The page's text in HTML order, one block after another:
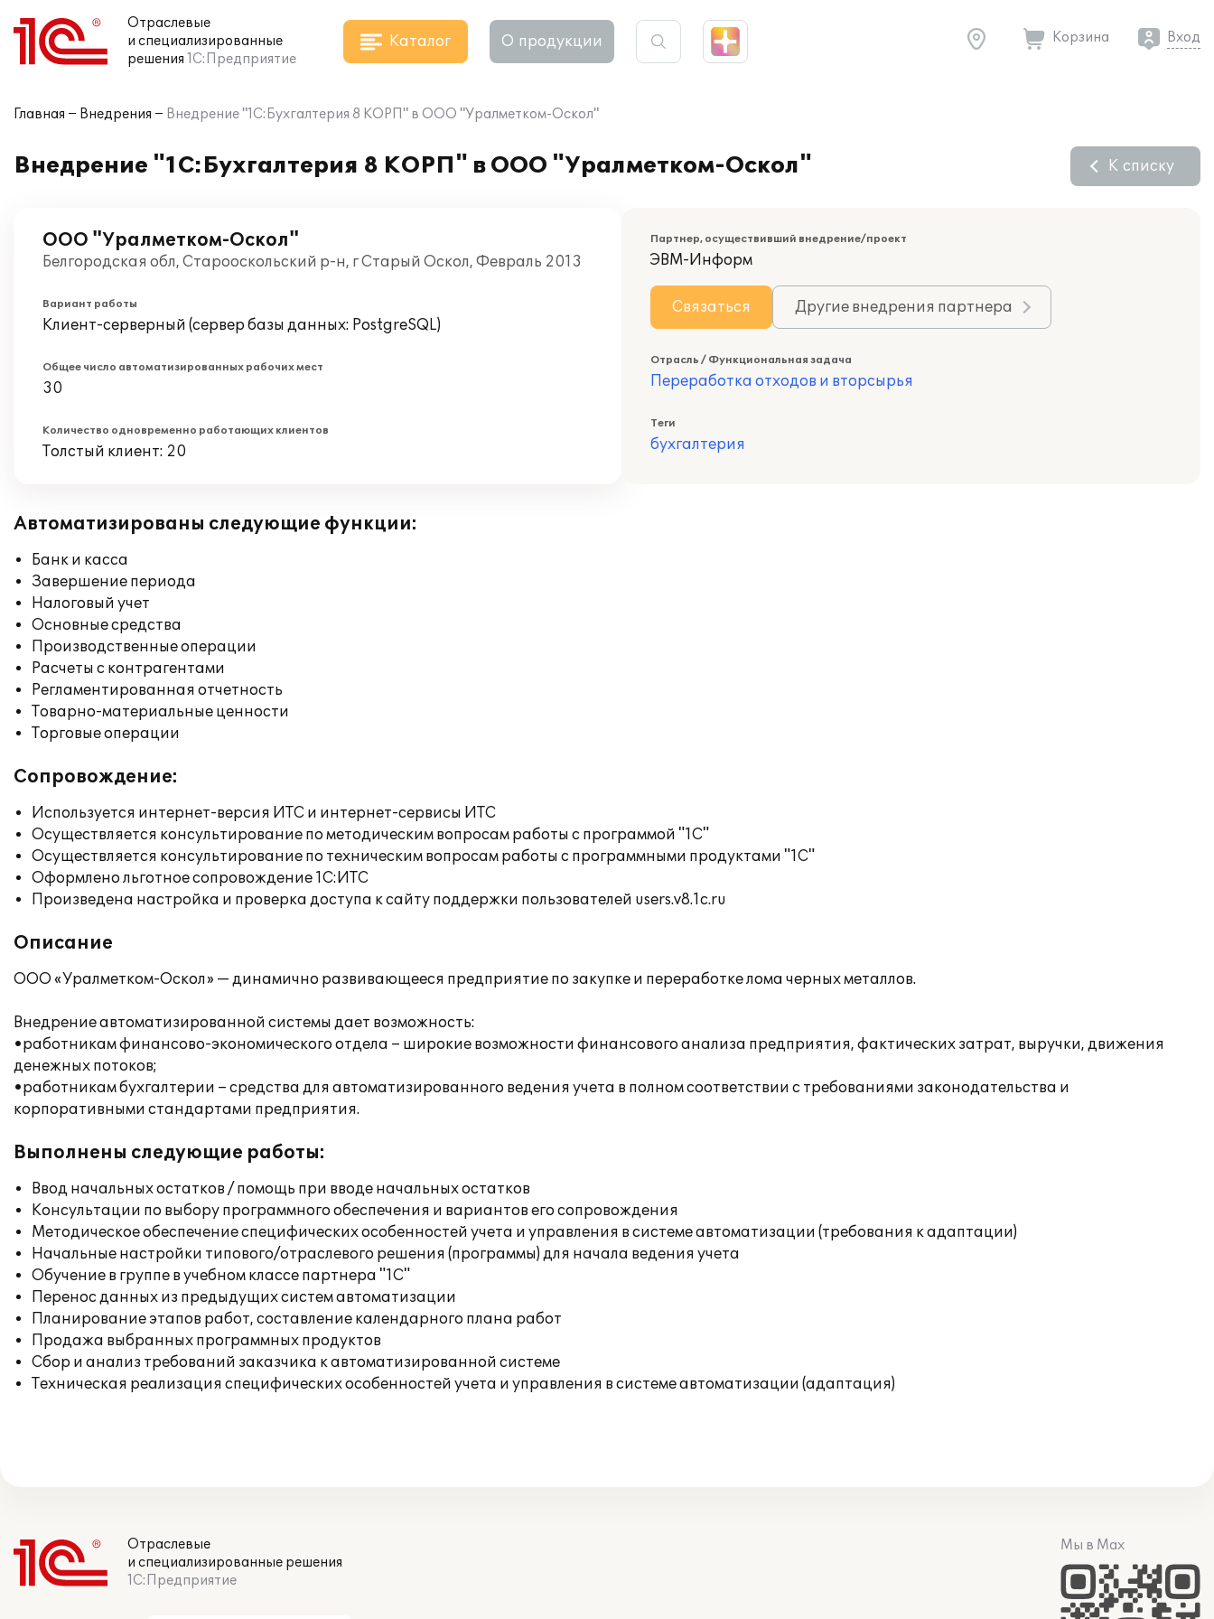
Отраслевые
и специализированные
решения 1С:Предприятие
Каталог О продукции Корзина Вход
Главная Внедрения Внедрение "1С:Бухгалтерия 8 КОРП" в ООО "Уралметком-Оскол"
Внедрение "1С:Бухгалтерия 8 КОРП" в ООО "Уралметком-Оскол" К списку
ООО "Уралметком-Оскол"
Белгородская обл, Старооскольский р-н, г Старый Оскол, Февраль 2013
Вариант работы
Клиент-серверный (сервер базы данных: PostgreSQL)
Общее число автоматизированных рабочих мест
30
Количество одновременно работающих клиентов
Толстый клиент: 20
Партнер, осуществивший внедрение/проект
ЭВМ-Информ
Связаться Другие внедрения партнера
Отрасль / Функциональная задача
Переработка отходов и вторсырья
Теги
бухгалтерия
Автоматизированы следующие функции:
Банк и касса
Завершение периода
Налоговый учет
Основные средства
Производственные операции
Расчеты с контрагентами
Регламентированная отчетность
Товарно-материальные ценности
Торговые операции
Сопровождение:
Используется интернет-версия ИТС и интернет-сервисы ИТС
Осуществляется консультирование по методическим вопросам работы с программой "1С"
Осуществляется консультирование по техническим вопросам работы с программными продуктами "1С"
Оформлено льготное сопровождение 1С:ИТС
Произведена настройка и проверка доступа к сайту поддержки пользователей users.v8.1c.ru
Описание
ООО «Уралметком-Оскол» — динамично развивающееся предприятие по закупке и переработке лома черных металлов.
Внедрение автоматизированной системы дает возможность:
•работникам финансово-экономического отдела – широкие возможности финансового анализа предприятия, фактических затрат, выручки, движения
денежных потоков;
•работникам бухгалтерии – средства для автоматизированного ведения учета в полном соответствии с требованиями законодательства и
корпоративными стандартами предприятия.
Выполнены следующие работы:
Ввод начальных остатков / помощь при вводе начальных остатков
Консультации по выбору программного обеспечения и вариантов его сопровождения
Методическое обеспечение специфических особенностей учета и управления в системе автоматизации (требования к адаптации)
Начальные настройки типового/отраслевого решения (программы) для начала ведения учета
Обучение в группе в учебном классе партнера "1С"
Перенос данных из предыдущих систем автоматизации
Планирование этапов работ, составление календарного плана работ
Продажа выбранных программных продуктов
Сбор и анализ требований заказчика к автоматизированной системе
Техническая реализация специфических особенностей учета и управления в системе автоматизации (адаптация)
Отраслевые
и специализированные решения
1С:Предприятие
Мы в Max